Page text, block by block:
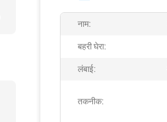
नाम:
बहरी घेरा:
लंबाई:
तकनीक: